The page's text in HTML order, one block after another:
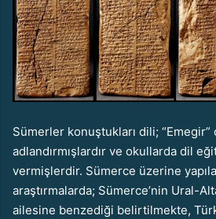
Sümerler konuştukları dili; “Emegir”
adlandırmışlardır ve okullarda dil
vermişlerdir. Sümerce üzerine
araştırmalarda; Sümerce’nin Ural-
ailesine benzediği belirtilmekte,